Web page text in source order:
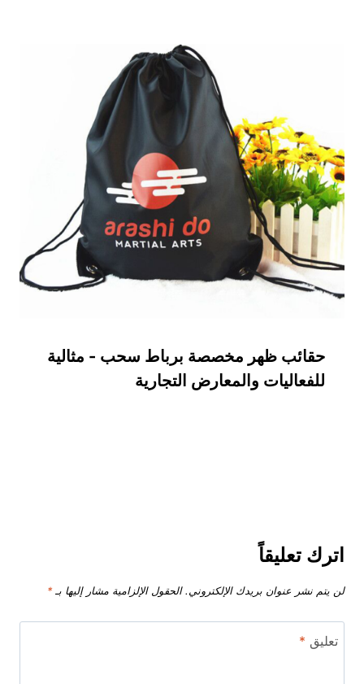
حقائب ظهر مخصصة برباط سحب - مثالية
للفعاليات والمعارض التجارية
اترك تعليقاً
لن يتم نشر عنوان بريدك الإلكتروني. الحقول الإلزامية مشار إليها بـ*
تعليق *